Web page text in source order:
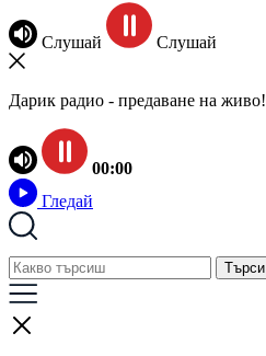
Слушай Слушай
Дарик радио - предаване на живо!
00:00
Гледай